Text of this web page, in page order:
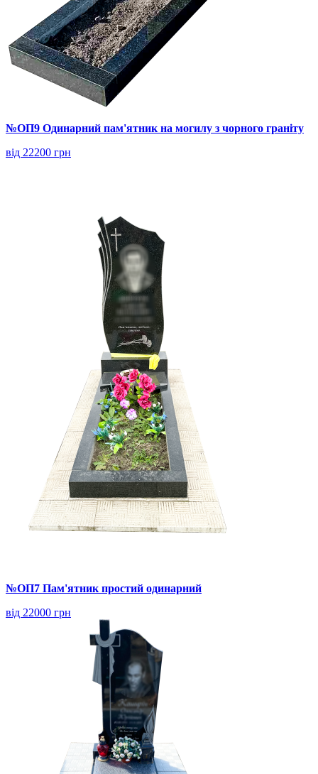
№ОП9 Одинарний пам'ятник на могилу з чорного граніту
від 22200 грн
№ОП7 Пам'ятник простий одинарний
від 22000 грн